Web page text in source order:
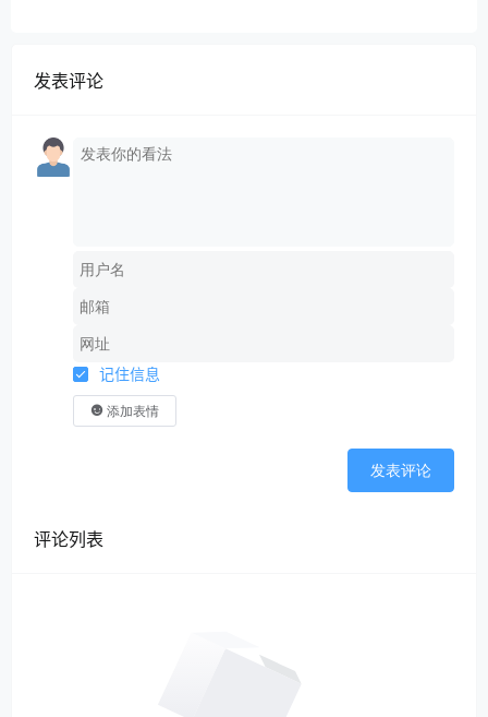
发表评论
记住信息
添加表情
发表评论
评论列表